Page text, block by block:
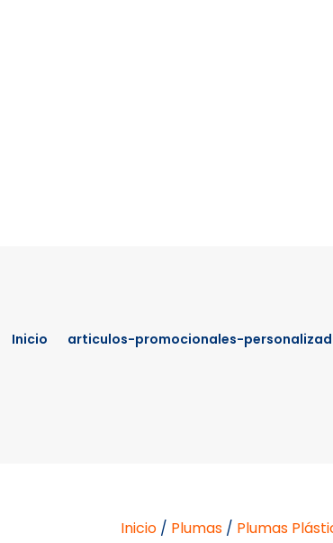
Inicio articulos-promocionales-
Inicio / Plumas / Plumas